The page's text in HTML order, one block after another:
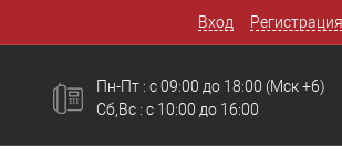
Вход Регистрация
Пн-Пт : с 09:00 до 18:00
Сб,Вс : c 10:00 до 16:00
(Мск +6)